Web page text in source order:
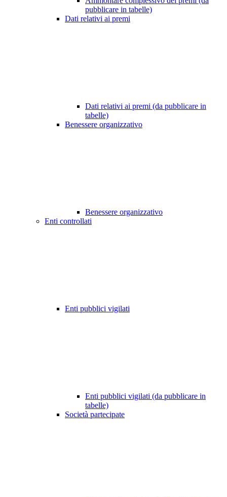
pubblicare in tabelle)
Dati relativi ai premi
Dati relativi ai premi (da pubblicare in
tabelle)
Benessere organizzativo
Benessere organizzativo
Enti controllati
Enti pubblici vigilati
Enti pubblici vigilati (da pubblicare in
tabelle)
Società partecipate